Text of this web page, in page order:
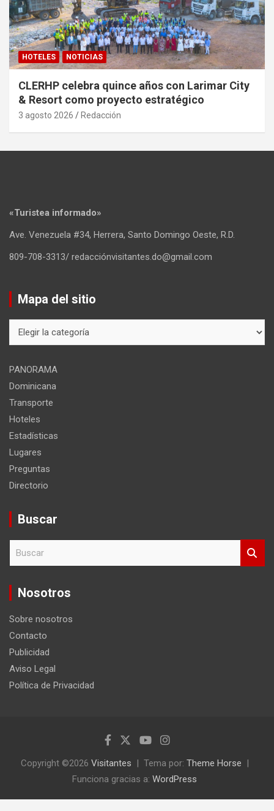
HOTELES NOTICIAS
CLERHP celebra quince años con Larimar City
& Resort como proyecto estratégico
3 agosto 2026 Redacción
«Turistea informado»
Ave. Venezuela #34, Herrera, Santo Domingo Oeste, R.D.
809-708-3313/ redacciónvisitantes.do@gmail.com
Mapa del sitio
del
PANORAMA
Dominicana
Transporte
Hoteles
Estadísticas
Lugares
Preguntas
Directorio
Buscar
c
Nosotros
Sobre nosotros
Contacto
Publicidad
Aviso Legal
Política de Privacidad
Copyright ©2026 Visitantes Tema por: Theme Horse
Funciona gracias a: WordPress